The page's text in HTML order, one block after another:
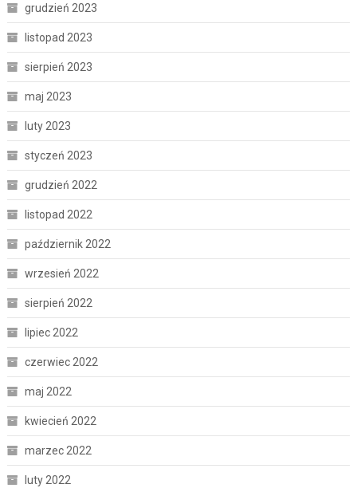
grudzień 2023
listopad 2023
sierpień 2023
maj 2023
luty 2023
styczeń 2023
grudzień 2022
listopad 2022
październik 2022
wrzesień 2022
sierpień 2022
lipiec 2022
czerwiec 2022
maj 2022
kwiecień 2022
marzec 2022
luty 2022